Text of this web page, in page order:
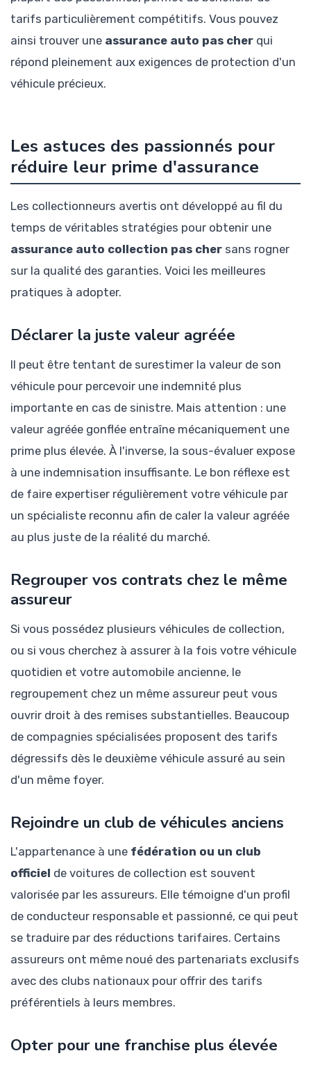
tarifs particulièrement compétitifs. Vous pouvez
ainsi trouver une assurance auto pas cher qui
répond pleinement aux exigences de protection d'un
véhicule précieux.
Les astuces des passionnés pour
réduire leur prime d'assurance
Les collectionneurs avertis ont développé au fil du
temps de véritables stratégies pour obtenir une
assurance auto collection pas cher sans rogner
sur la qualité des garanties. Voici les meilleures
pratiques à adopter.
Déclarer la juste valeur agréée
Il peut être tentant de surestimer la valeur de son
véhicule pour percevoir une indemnité plus
importante en cas de sinistre. Mais attention : une
valeur agréée gonflée entraîne mécaniquement une
prime plus élevée. À l'inverse, la sous-évaluer expose
à une indemnisation insuffisante. Le bon réflexe est
de faire expertiser régulièrement votre véhicule par
un spécialiste reconnu afin de caler la valeur agréée
au plus juste de la réalité du marché.
Regrouper vos contrats chez le même
assureur
Si vous possédez plusieurs véhicules de collection,
ou si vous cherchez à assurer à la fois votre véhicule
quotidien et votre automobile ancienne, le
regroupement chez un même assureur peut vous
ouvrir droit à des remises substantielles. Beaucoup
de compagnies spécialisées proposent des tarifs
dégressifs dès le deuxième véhicule assuré au sein
d'un même foyer.
Rejoindre un club de véhicules anciens
L'appartenance à une fédération ou un club
officiel de voitures de collection est souvent
valorisée par les assureurs. Elle témoigne d'un profil
de conducteur responsable et passionné, ce qui peut
se traduire par des réductions tarifaires. Certains
assureurs ont même noué des partenariats exclusifs
avec des clubs nationaux pour offrir des tarifs
préférentiels à leurs membres.
Opter pour une franchise plus élevée